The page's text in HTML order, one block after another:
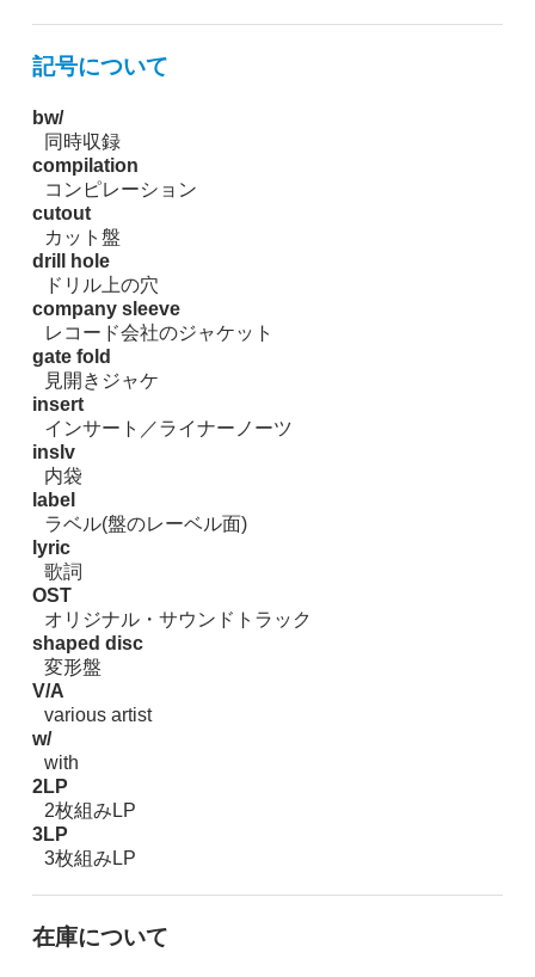
記号について
bw/
同時収録
compilation
コンピレーション
cutout
カット盤
drill hole
ドリル上の穴
company sleeve
レコード会社のジャケット
gate fold
見開きジャケ
insert
インサート／ライナーノーツ
inslv
内袋
label
ラベル(盤のレーベル面)
lyric
歌詞
OST
オリジナル・サウンドトラック
shaped disc
変形盤
V/A
various artist
w/
with
2LP
2枚組みLP
3LP
3枚組みLP
在庫について